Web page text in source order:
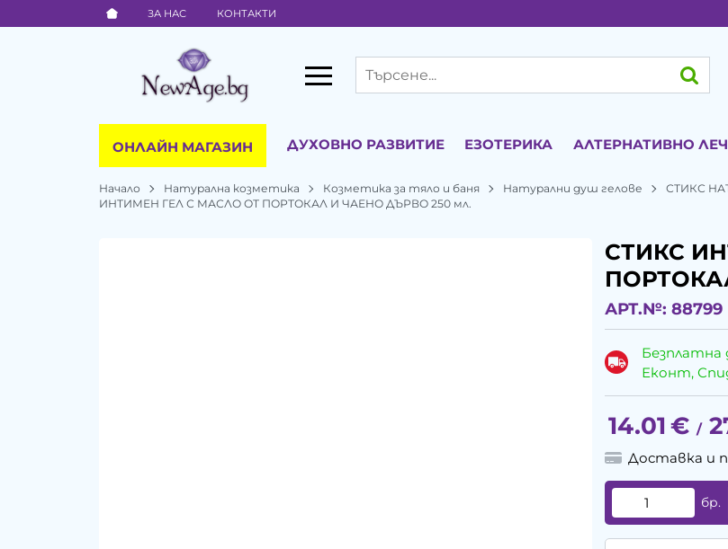
ЗА НАС КОНТАКТИ
ОНЛАЙН МАГАЗИН ДУХОВНО РАЗВИТИЕ ЕЗОТЕРИКА АЛТЕРНАТИВНО
Начало Натурална козметика Козметика за тяло и баня Натурални душ гелове
СТИКС
ИНТИМЕН ГЕЛ С МАСЛО ОТ ПОРТОКАЛ И ЧАЕНО ДЪРВО 250 мл.
СТИКС
АРТ.№: 88799
Еконт,
14.01 € /
Доставка и
бр.